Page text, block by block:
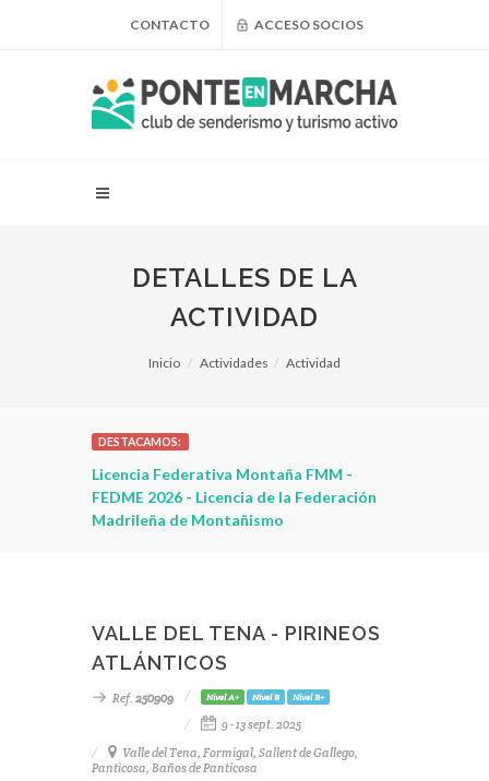
CONTACTO ACCESO SOCIOS
DETALLES DE LA
ACTIVIDAD
Inicio Actividades Actividad
DESTACAMOS:
Licencia Federativa Montaña FMM -
FEDME 2026 - Licencia de la Federación
Madrileña de Montañismo
VALLE DEL TENA - PIRINEOS
ATLÁNTICOS
Ref. 250909 Nivel A+ Nivel B Nivel B+
9 - 13 sept. 2025
Valle del Tena, Formigal, Sallent de Gallego,
Panticosa, Baños de Panticosa